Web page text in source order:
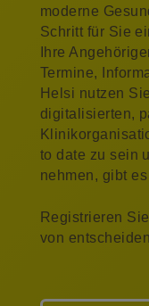
moderne
Schritt für Sie
Ihre
Termine,
Helsi nutzen
digitalisierten,
to date zu sein
nehmen, gibt
Registrieren
von